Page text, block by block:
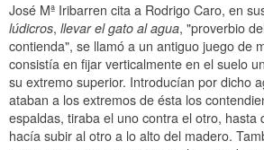
José Mª Iribarren cita a Rodrigo Caro, en
lúdicros, llevar el gato al agua, "proverbio
contienda", se llamó a un antiguo juego de
consistía en fijar verticalmente en el suelo
su extremo superior. Introducían por dicho
ataban a los extremos de ésta los
espaldas, tiraba el uno contra el otro, hasta
hacía subir al otro a lo alto del madero.